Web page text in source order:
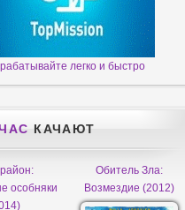
легко и быстро
КАЧАЮТ
особняки
Обитель Зла:
Возмездие (2012)